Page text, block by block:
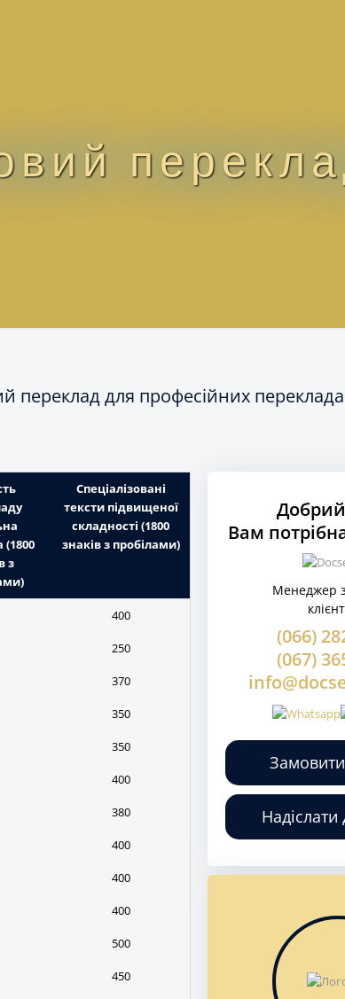
переклад для професійних
(1800
з
Спеціалізовані
тексти підвищеної
складності (1800
знаків з пробілами)
400
250
370
350
350
400
380
400
400
400
500
450
Вам
Менеджер
(066)
(067)